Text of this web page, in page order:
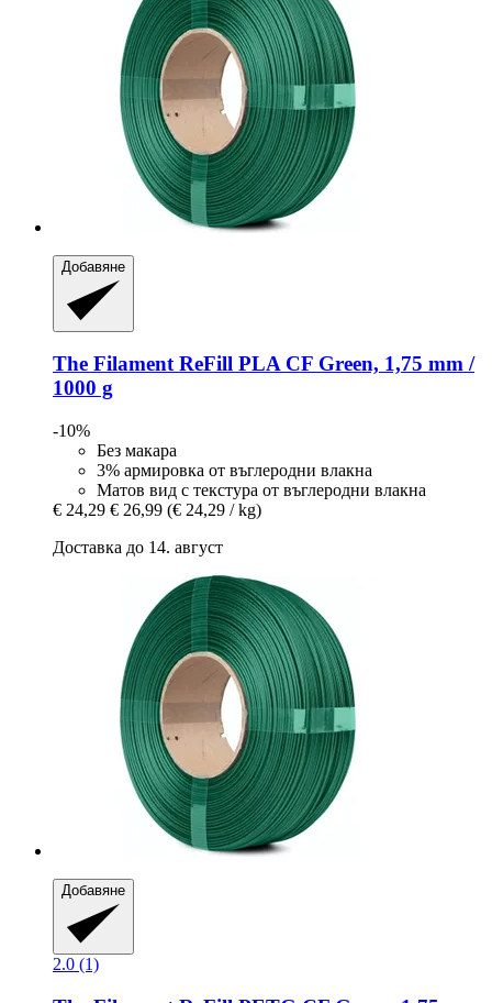
Добавяне
The FilamentReFill PLA CF Green, 1,75 mm /
1000 g
-10%
Без макара
3% армировка от въглеродни влакна
Матов вид с текстура от въглеродни влакна
€ 24,29 € 26,99 (€ 24,29 / kg)
Доставка до 14. август
Добавяне
2.0 (1)